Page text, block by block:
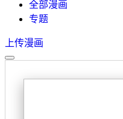
全部漫画
专题
上传漫画